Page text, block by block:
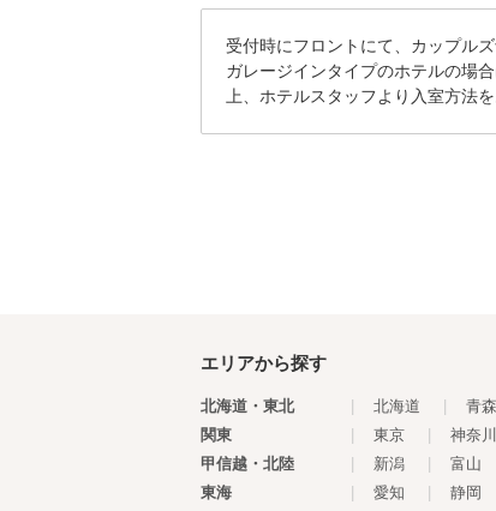
受付時にフロントにて、カップル
ガレージインタイプのホテルの場
上、ホテルスタッフより入室方法
エリアから探す
北海道・東北 北海道 青森
関東
東京 神奈川
甲信越・北陸
新潟 富山
東海
愛知 静岡